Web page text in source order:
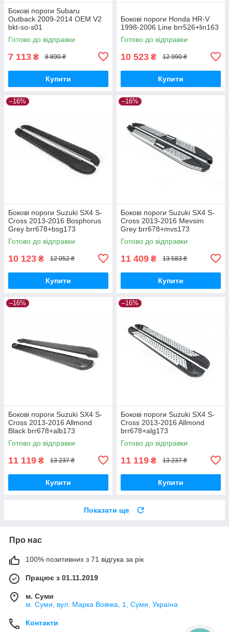
Бокові пороги Subaru
Outback 2009-2014 OEM V2
bkt-so-s01
Готово до відправки
7 113 ₴ 8 890 ₴
Купити
Бокові пороги Honda HR-V
1998-2006 Line brr526+lin163
Готово до відправки
10 523 ₴ 12 990 ₴
Купити
–16%
Бокові пороги Suzuki SX4 S-
Cross 2013-2016 Bosphorus
Grey brr678+bsg173
Готово до відправки
10 123 ₴ 12 052 ₴
Купити
–16%
Бокові пороги Suzuki SX4 S-
Cross 2013-2016 Mevsim
Grey brr678+mvs173
Готово до відправки
11 409 ₴ 13 583 ₴
Купити
–16%
Бокові пороги Suzuki SX4 S-
Cross 2013-2016 Allmond
Black brr678+alb173
Готово до відправки
11 119 ₴ 13 237 ₴
Купити
–16%
Бокові пороги Suzuki SX4 S-
Cross 2013-2016 Allmond
brr678+alg173
Готово до відправки
11 119 ₴ 13 237 ₴
Купити
Показати ще
Про нас
100% позитивних з 71 відгука за рік
Працює з 01.11.2019
м. Суми
м. Суми, вул. Марка Вовчка, 1, Суми, Україна
Контакти